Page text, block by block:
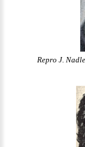
Repro J.